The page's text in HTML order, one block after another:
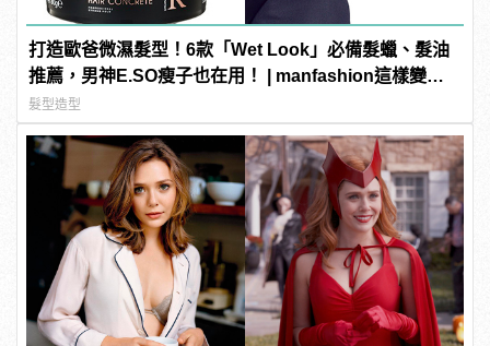
打造歐爸微濕髮型！6款「Wet Look」必備髮蠟、髮油
推薦，男神E.SO瘦子也在用！ | manfashion這樣變型
男
髮型造型